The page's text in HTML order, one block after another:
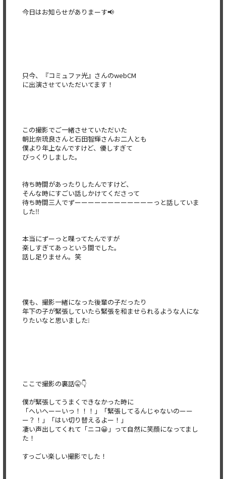
今日はお知らせがありまーす📢
只今、『コミュファ光』さんのwebCM
に出演させていただいてます！
この撮影でご一緒させていただいた
朝比奈琉良さんと石田智輝さんお二人とも
僕より年上なんですけど、優しすぎて
びっくりしました。
待ち時間があったりしたんですけど、
そんな時にすごい話しかけてくださって
待ち時間三人でずーーーーーーーーーーーーっと話していま
した‼️
本当にずーっと喋ってたんですが
楽しすぎてあっという間でした。
話し足りません。笑
僕も、撮影一緒になった後輩の子だったり
年下の子が緊張していたら緊張を和ませられるような人にな
りたいなと思いました❕
ここで撮影の裏話🤫👇
僕が緊張してうまくできなかった時に
「へいへーーいっ！！！」「緊張してるんじゃないのーー
ー？！」「はい切り替えるよー！」
凄い声出してくれて「ニコ😀」って自然に笑顔になってまし
た！
すっごい楽しい撮影でした！